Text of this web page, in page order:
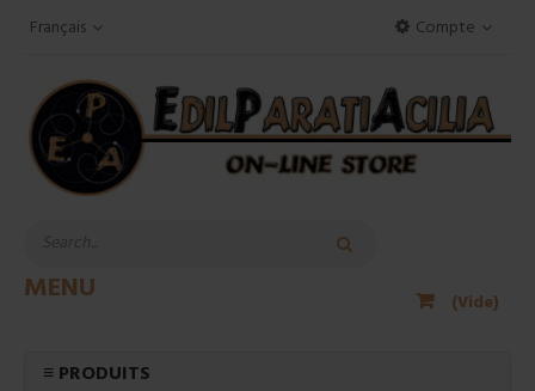
Compte
Français
(Vide)
MENU
≡ PRODUITS